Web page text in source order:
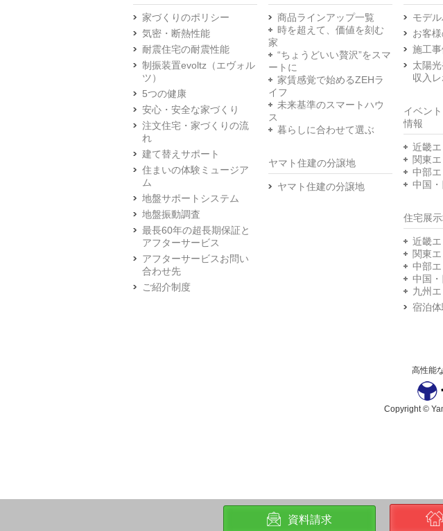
家づくりのポリシー
気密・断熱性能
耐震住宅の耐震性能
制振装置evoltz（エヴォル
ツ）
5つの健康
安心・安全な家づくり
注文住宅・家づくりの流
れ
建て替えサポート
住まいの体験ミュージア
ム
地盤サポートシステム
地盤振動調査
最長60年の超長期保証と
アフターサービス
アフターサービスお問い
合わせ先
ご紹介制度
商品ラインアップ一覧
時を超えて、価値を刻む
家
“ちょうどいい贅沢”をスマ
ートに
家賃感覚で始めるZEHラ
イフ
未来基準のスマートハウ
ス
暮らしに合わせて選ぶ
ヤマト住建の分譲地
ヤマト住建の分譲地
モデ
お客
施工事
太陽
収入
イベン
情報
近畿
関東
中部
中国
住宅展
近畿
関東
中部
中国
九州
宿泊体
高性能
Copyright ©
資料請求